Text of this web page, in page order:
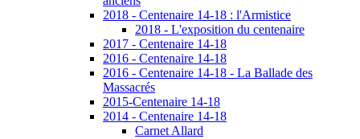
2018 - Centenaire 14-18 : l'Armistice
2018 - L'exposition du centenaire
2017 - Centenaire 14-18
2016 - Centenaire 14-18
2016 - Centenaire 14-18 - La Ballade des
Massacrés
2015-Centenaire 14-18
2014 - Centenaire 14-18
Carnet Allard